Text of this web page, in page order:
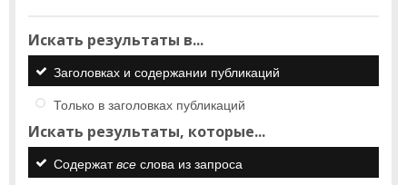
Искать результаты в...
Заголовках и содержании публикаций
Только в заголовках публикаций
Искать результаты, которые...
Содержатвсе слова из запроса